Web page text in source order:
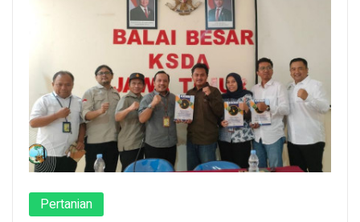
Pertanian